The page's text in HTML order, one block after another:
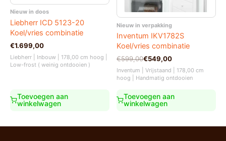
Nieuw in doos
Liebherr ICD 5123-20
Koel/vries combinatie
€1.699,00
Liebherr | Inbouw | 178,00 cm hoog |
Low-frost ( weinig ontdooien )
Toevoegen aan
winkelwagen
Nieuw in verpakking
Inventum IKV1782S
Koel/vries combinatie
€599,00
Oorspronkelijke
prijs
was:
€599,00.
€549,00
Huidige
prijs
is:
€549,00.
Inventum | Vrijstaand | 178,00 cm
hoog | Handmatig ontdooien
Toevoegen aan
winkelwagen